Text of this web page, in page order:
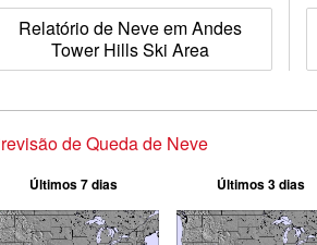
Relatório de Neve em Andes
Tower Hills Ski Area
de Queda de Neve
Últimos 7 dias Últimos 3 dias